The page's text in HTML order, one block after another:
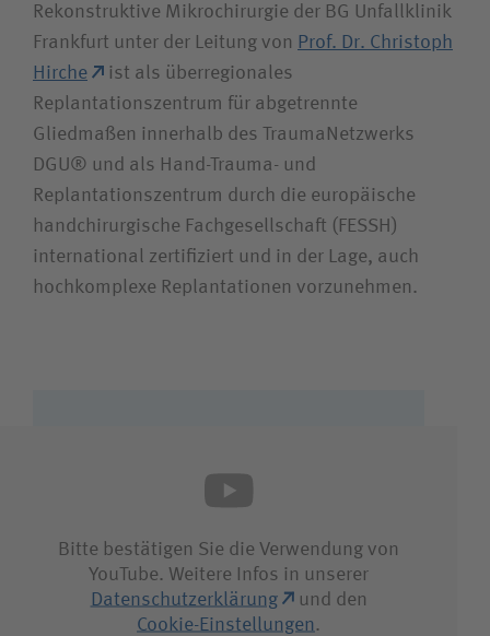
Rekonstruktive Mikrochirurgie der BG Unfallklinik
Frankfurt unter der Leitung von Prof. Dr. Christoph
Hirche
ist als überregionales
Replantationszentrum für abgetrennte
Gliedmaßen innerhalb des TraumaNetzwerks
DGU® und als Hand-Trauma- und
Replantationszentrum durch die europäische
handchirurgische Fachgesellschaft (FESSH)
international zertifiziert und in der Lage, auch
hochkomplexe Replantationen vorzunehmen.
Bitte bestätigen Sie die Verwendung von
YouTube. Weitere Infos in unserer
Datenschutzerklärung
und den
Cookie-Einstellungen .